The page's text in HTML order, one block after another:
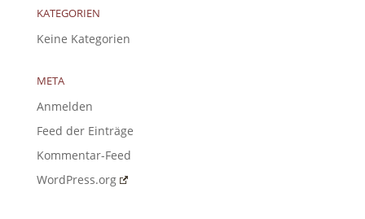
KATEGORIEN
Keine Kategorien
META
Anmelden
Feed der Einträge
Kommentar-Feed
WordPress.org